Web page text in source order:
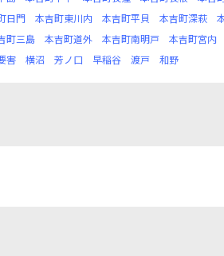
日門 本吉町東川内 本吉町平貝 本吉町深萩
町三島 本吉町道外 本吉町南明戸 本吉町宮内
害 横沼 芳ノ口 早稲谷 渡戸 和野